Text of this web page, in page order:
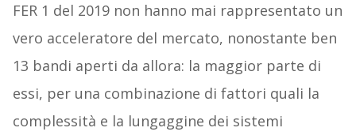
FER 1 del 2019 non hanno mai rappresentato un
vero acceleratore del mercato, nonostante ben
13 bandi aperti da allora: la maggior parte di
essi, per una combinazione di fattori quali la
complessità e la lungaggine dei sistemi